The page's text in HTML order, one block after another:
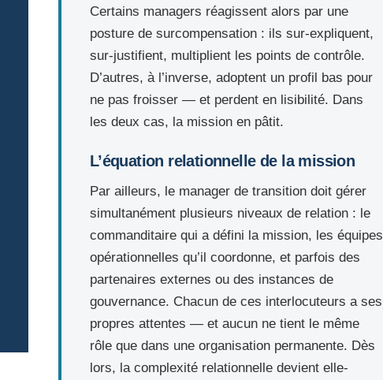
Certains managers réagissent alors par une
posture de surcompensation : ils sur-expliquent,
sur-justifient, multiplient les points de contrôle.
D’autres, à l’inverse, adoptent un profil bas pour
ne pas froisser — et perdent en lisibilité. Dans
les deux cas, la mission en pâtit.
L’équation relationnelle de la mission
Par ailleurs, le manager de transition doit gérer
simultanément plusieurs niveaux de relation : le
commanditaire qui a défini la mission, les équipes
opérationnelles qu’il coordonne, et parfois des
partenaires externes ou des instances de
gouvernance. Chacun de ces interlocuteurs a ses
propres attentes — et aucun ne tient le même
rôle que dans une organisation permanente. Dès
lors, la complexité relationnelle devient elle-